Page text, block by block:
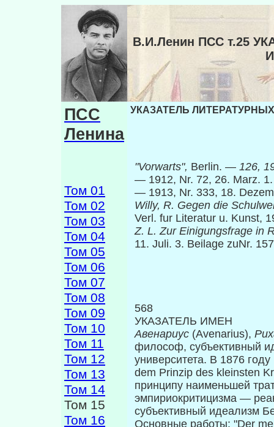
В.И.Ленин ПСС т.25
ПСС
Ленина
Том 01
Том 02
Том 03
Том 04
Том 05
Том 06
Том 07
Том 08
Том 09
Том 10
Том 11
Том 12
Том 13
Том 14
Том 15
Том 16
УКАЗАТЕЛЬ
"Vorwarts", Berlin. — 126,
— 1912, Nr. 72, 26. Marz.
— 1913, Nr. 333, 18.
Willy, R. Gegen die
Verl. fur Literatur u. Kunst,
Z. L. Zur Einigungsfrage in
11. Juli. 3. Beilage zuNr.
568
УКАЗАТЕЛЬ ИМЕН
Авенариус (Avenarius),
философ, субъективный
университета. В 1876
dem Prinzip des kleinsten
принципу наименьшей
эмпириокритицизма —
субъективный идеализм
Основные работы: "Der